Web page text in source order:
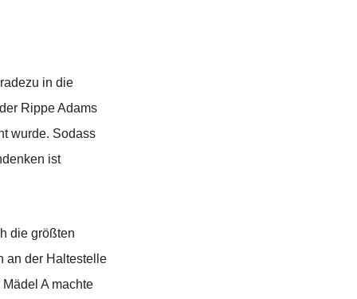
in die
Rippe Adams
wurde. Sodass
ist
die größten
an der Haltestelle
A machte